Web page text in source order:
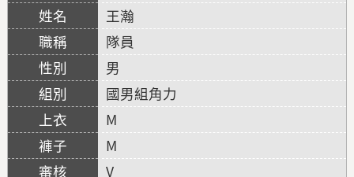
王瀚
隊員
男
國男組角力
M
M
V